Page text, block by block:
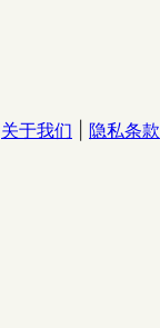
关于我们 隐私条款